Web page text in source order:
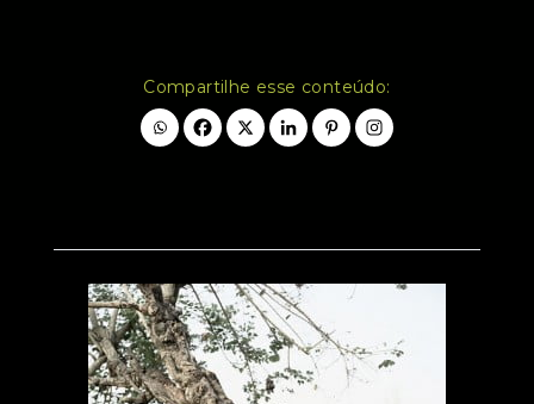
Compartilhe esse conteúdo: